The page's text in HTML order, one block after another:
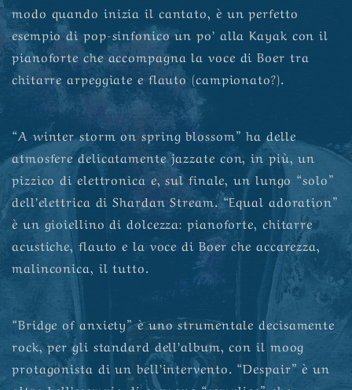
modo quando inizia il cantato, è un perfetto
esempio di pop-sinfonico un po’ alla Kayak con il
pianoforte che accompagna la voce di Boer tra
chitarre arpeggiate e flauto (campionato?).
“A winter storm on spring blossom” ha delle
atmosfere delicatamente jazzate con, in più, un
pizzico di elettronica e, sul finale, un lungo “solo”
dell’elettrica di Shardan Stream. “Equal adoration”
è un gioiellino di dolcezza: pianoforte, chitarre
acustiche, flauto e la voce di Boer che accarezza,
malinconica, il tutto.
“Bridge of anxiety” è uno strumentale decisamente
rock, per gli standard dell’album, con il moog
protagonista di un bell’intervento. “Despair” è un